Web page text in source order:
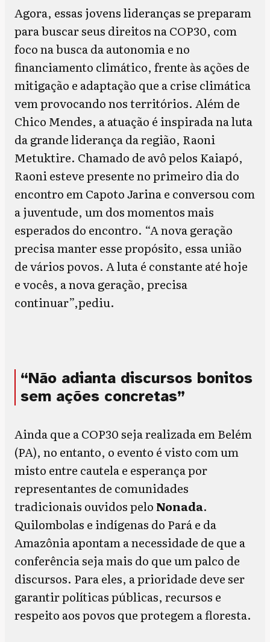
Agora, essas jovens lideranças se preparam
para buscar seus direitos na COP30, com
foco na busca da autonomia e no
financiamento climático, frente às ações de
mitigação e adaptação que a crise climática
vem provocando nos territórios. Além de
Chico Mendes, a atuação é inspirada na luta
da grande liderança da região, Raoni
Metuktire. Chamado de avô pelos Kaiapó,
Raoni esteve presente no primeiro dia do
encontro em Capoto Jarina e conversou com
a juventude, um dos momentos mais
esperados do encontro. “A nova geração
precisa manter esse propósito, essa união
de vários povos. A luta é constante até hoje
e vocês, a nova geração, precisa
continuar”,pediu.
“Não adianta discursos bonitos
sem ações concretas”
Ainda que a COP30 seja realizada em Belém
(PA), no entanto, o evento é visto com um
misto entre cautela e esperança por
representantes de comunidades
tradicionais ouvidos pelo Nonada.
Quilombolas e indígenas do Pará e da
Amazônia apontam a necessidade de que a
conferência seja mais do que um palco de
discursos. Para eles, a prioridade deve ser
garantir políticas públicas, recursos e
respeito aos povos que protegem a floresta.